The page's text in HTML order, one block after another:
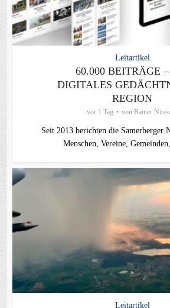
Leitartikel
60.000 BEITRÄGE
DIGITALES
REGION
vor 1 Tag von Rainer
Seit 2013 berichten die Samerberger
Menschen, Vereine,
Leitartikel